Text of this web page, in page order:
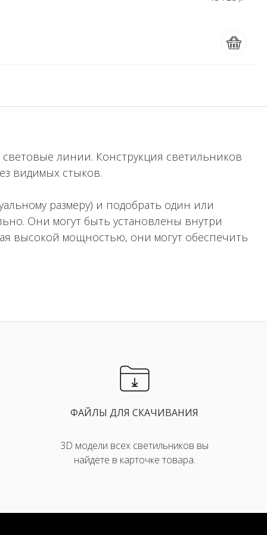
линии. Конструкция светильников
видимых стыков.
размеру) и подобрать один или
Они могут быть установлены внутри
высокой мощностью, они могут обеспечить
ФАЙЛЫ ДЛЯ СКАЧИВАНИЯ
3D модели всех светильников вы
найдете в карточке товара.